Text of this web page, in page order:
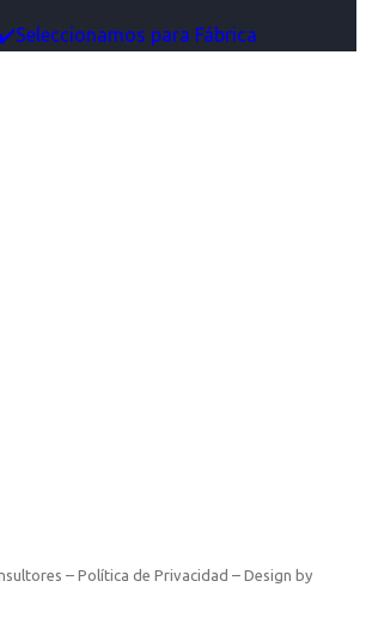
para Fábrica
– Política de Privacidad – Design by